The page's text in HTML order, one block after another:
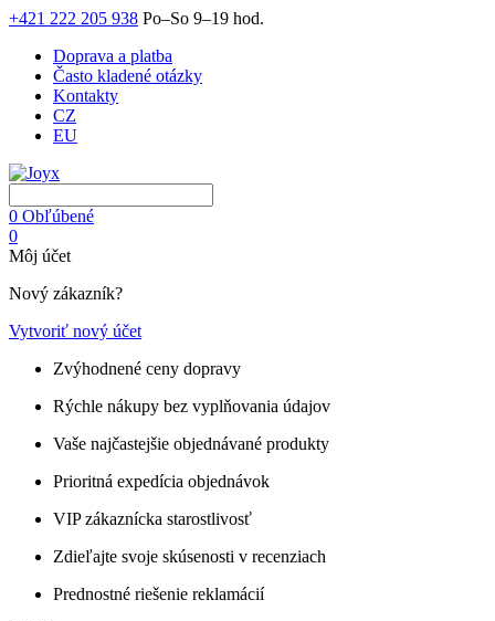
+421 222 205 938 Po–So 9–19 hod.
Doprava a platba
Často kladené otázky
Kontakty
CZ
EU
0 Obľúbené
0
Môj účet
Nový zákazník?
Vytvoriť nový účet
Zvýhodnené ceny dopravy
Rýchle nákupy bez vyplňovania údajov
Vaše najčastejšie objednávané produkty
Prioritná expedícia objednávok
VIP zákaznícka starostlivosť
Zdieľajte svoje skúsenosti v recenziach
Prednostné riešenie reklamácií